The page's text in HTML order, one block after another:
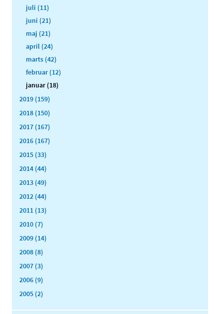
juli (11)
juni (21)
maj (21)
april (24)
marts (42)
februar (12)
januar (18)
2019 (159)
2018 (150)
2017 (167)
2016 (167)
2015 (33)
2014 (44)
2013 (49)
2012 (44)
2011 (13)
2010 (7)
2009 (14)
2008 (8)
2007 (3)
2006 (9)
2005 (2)